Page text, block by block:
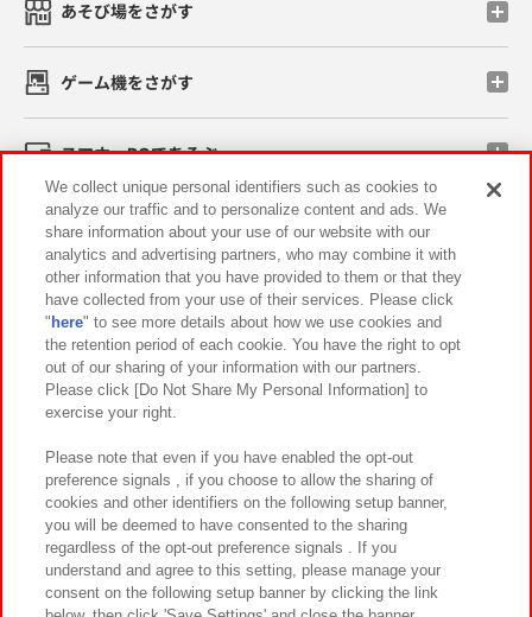
あそび場をさがす
ゲーム機をさがす
スマホ・PCであそぶ
イベント・キャンペーン
関連会社 サステナビリティ サイトポリシー
プライバシーポリシー ウェブアクセシビリティ方針と検証結果
お取引先さまとともに
カスタマーハラスメント対応方針 よくあるご質問・お問い合わせ
We collect unique personal identifiers such as cookies to
analyze our traffic and to personalize content and ads. We
share information about your use of our website with our
analytics and advertising partners, who may combine it with
other information that you have provided to them or that they
have collected from your use of their services. Please click
" here" to see more details about how we use cookies and
the retention period of each cookie. You have the right to opt
out of our sharing of your information with our partners.
Please click [Do Not Share My Personal Information] to
exercise your right.
Please note that even if you have enabled the opt-out
preference signals , if you choose to allow the sharing of
cookies and other identifiers on the following setup banner,
you will be deemed to have consented to the sharing
regardless of the opt-out preference signals . If you
understand and agree to this setting, please manage your
consent on the following setup banner by clicking the link